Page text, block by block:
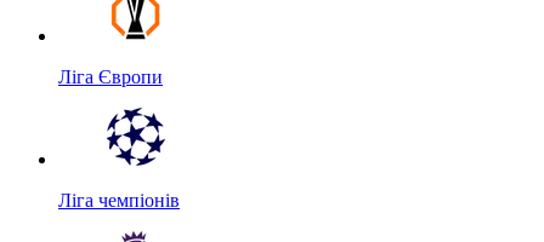
Ліга Європи
Ліга чемпіонів